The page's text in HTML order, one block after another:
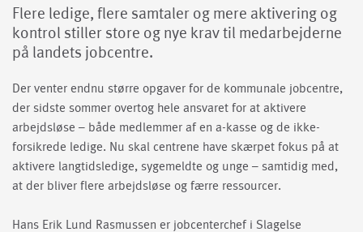
Flere ledige, flere samtaler og mere aktivering og
kontrol stiller store og nye krav til medarbejderne
på landets jobcentre.
Der venter endnu større opgaver for de kommunale jobcentre,
der sidste sommer overtog hele ansvaret for at aktivere
arbejdsløse – både medlemmer af en a-kasse og de ikke-
forsikrede ledige. Nu skal centrene have skærpet fokus på at
aktivere langtidsledige, sygemeldte og unge – samtidig med,
at der bliver flere arbejdsløse og færre ressourcer.
Hans Erik Lund Rasmussen er jobcenterchef i Slagelse